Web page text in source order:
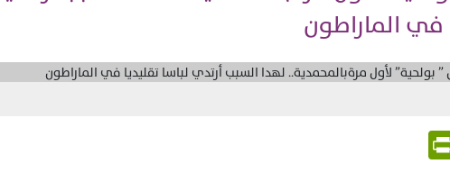
في الماراطون